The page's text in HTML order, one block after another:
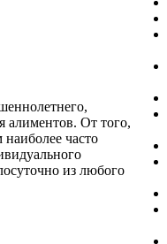
алиментов. От того,
часто
из любого